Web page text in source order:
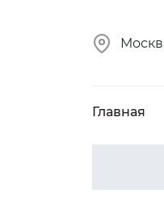
Главная